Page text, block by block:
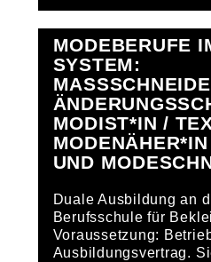
MODEBERUFE
SYSTEM:
ODIST*IN /
ODENÄHER*IN /
ND
Duale Ausbildung an
Berufsschule für
Voraussetzung:
Ausbildungsvertrag.